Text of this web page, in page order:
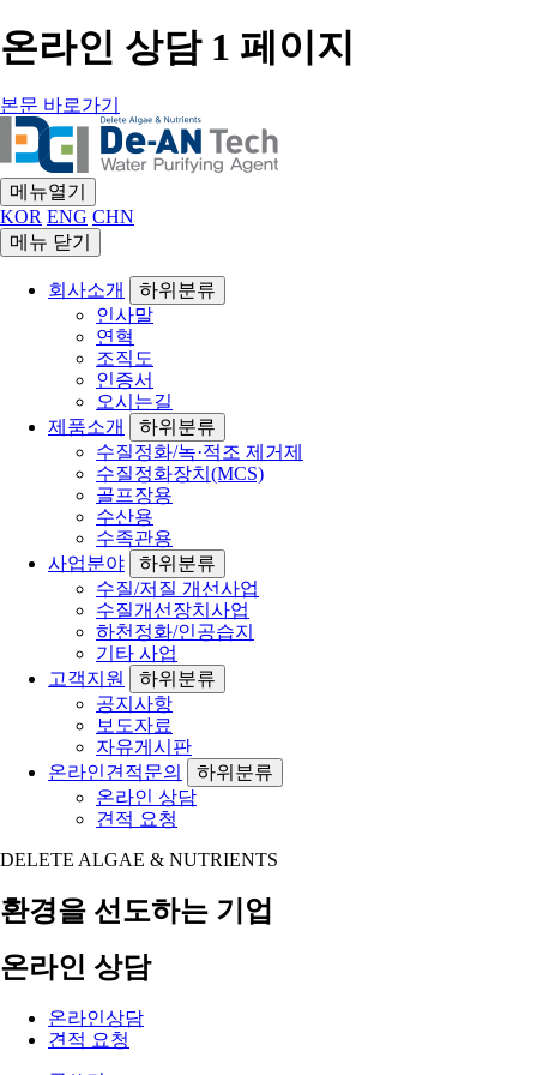
온라인 상담 1 페이지
본문 바로가기
메뉴열기
KOR ENG CHN
메뉴 닫기
회사소개
하위분류
인사말
연혁
조직도
인증서
오시는길
제품소개
하위분류
수질정화/녹·적조 제거제
수질정화장치(MCS)
골프장용
수산용
수족관용
사업분야
하위분류
수질/저질 개선사업
수질개선장치사업
하천정화/인공습지
기타 사업
고객지원
하위분류
공지사항
보도자료
자유게시판
온라인견적문의
하위분류
온라인 상담
견적 요청
DELETE ALGAE & NUTRIENTS
환경을 선도하는 기업
온라인 상담
온라인상담
견적 요청